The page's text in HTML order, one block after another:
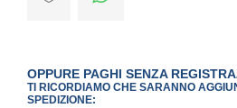
OPPURE PAGHI SENZA
TI RICORDIAMO CHE SARANNO
SPEDIZIONE: